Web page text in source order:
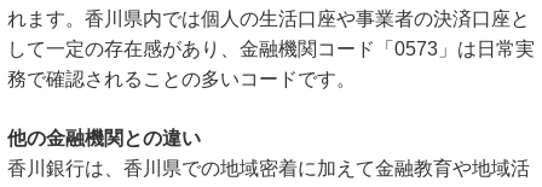
れます。香川県内では個人の生活口座や事業者の決済口座と
して一定の存在感があり、金融機関コード「0573」は日常実
務で確認されることの多いコードです。
他の金融機関との違い
香川銀行は、香川県での地域密着に加えて金融教育や地域活